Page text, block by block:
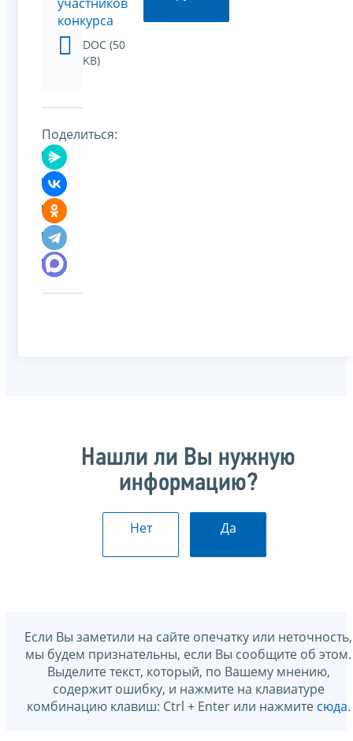
конкурса
DOC (50
KB)
Поделиться:
Нашли ли Вы нужную
информацию?
Нет Да
Если Вы заметили на сайте опечатку или неточность,
мы будем признательны, если Вы сообщите об этом.
Выделите текст, который, по Вашему мнению,
содержит ошибку, и нажмите на клавиатуре
комбинацию клавиш: Ctrl + Enter или нажмите сюда.